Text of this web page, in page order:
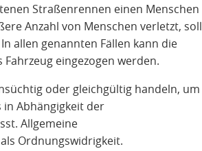
Straßenrennen einen Menschen
Anzahl von Menschen verletzt, soll
allen genannten Fällen kann die
eingezogen werden.
oder gleichgültig handeln, um
in Abhängigkeit der
Allgemeine
Ordnungswidrigkeit.